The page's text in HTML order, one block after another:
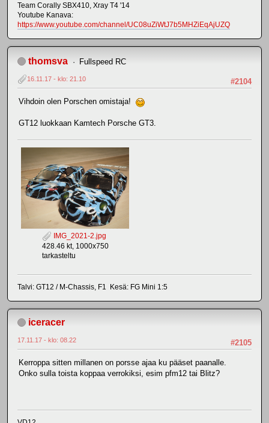
Team Corally SBX410, Xray T4 '14
Youtube Kanava:
https://www.youtube.com/channel/UC08uZiWtJ7b5MHZiEqAjUZQ
thomsva Fullspeed RC
#2104
16.11.17 - klo: 21.10
Vihdoin olen Porschen omistaja!
GT12 luokkaan Kamtech Porsche GT3.
IMG_2021-2.jpg
428.46 kt, 1000x750
tarkasteltu
Talvi: GT12 / M-Chassis, F1 Kesä: FG Mini 1:5
iceracer
#2105
17.11.17 - klo: 08.22
Kerroppa sitten millanen on porsse ajaa ku pääset paanalle.
Onko sulla toista koppaa verrokiksi, esim pfm12 tai Blitz?